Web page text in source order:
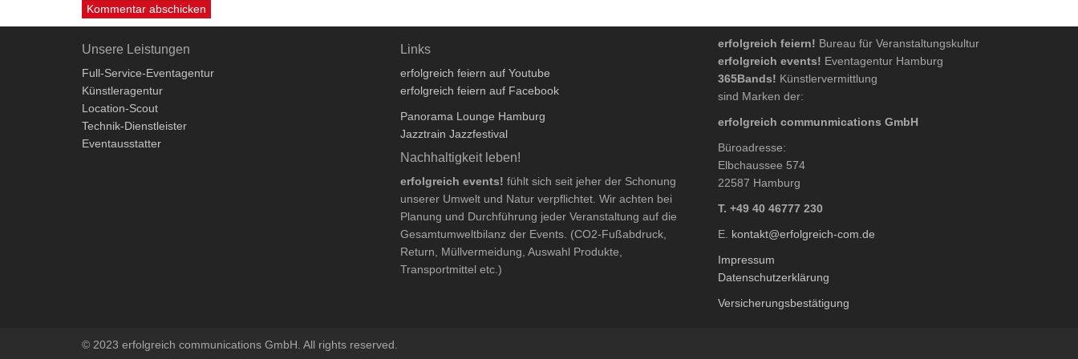
Unsere Leistungen
Full-Service-Eventagentur
Künstleragentur
Location-Scout
Technik-Dienstleister
Eventausstatter
Links
erfolgreich feiern auf Youtube
erfolgreich feiern auf Facebook
Panorama Lounge Hamburg
Jazztrain Jazzfestival
Nachhaltigkeit leben!
erfolgreich events! fühlt sich seit jeher der Schonung
unserer Umwelt und Natur verpflichtet. Wir achten bei
Planung und Durchführung jeder Veranstaltung auf die
Gesamtumweltbilanz der Events. (CO2-Fußabdruck,
Return, Müllvermeidung, Auswahl Produkte,
Transportmittel etc.)
erfolgreich feiern! Bureau für Veranstaltungskultur
erfolgreich events! Eventagentur Hamburg
365Bands! Künstlervermittlung
sind Marken der:
erfolgreich communmications GmbH
Büroadresse:
Elbchaussee 574
22587 Hamburg
T. +49 40 46777 230
E. kontakt@erfolgreich-com.de
Impressum
Datenschutzerklärung
Versicherungsbestätigung
© 2023 erfolgreich communications GmbH. All rights reserved.